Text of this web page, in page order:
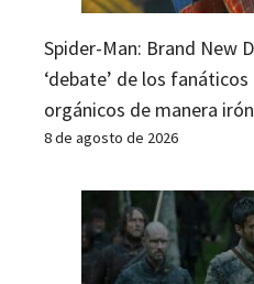
Spider-Man: Brand New
‘debate’ de los
orgánicos de manera
8 de agosto de 2026